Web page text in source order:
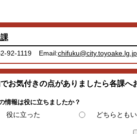
92-1119 Email:chifuku@city.toyoake.lg.jp
お気付きの点がありましたら各課へ
情報は役に立ちましたか？
役に立った どちらとも